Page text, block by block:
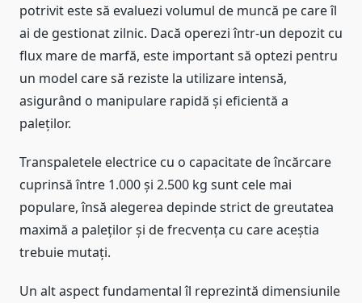
potrivit este să evaluezi volumul de muncă pe care îl
ai de gestionat zilnic. Dacă operezi într-un depozit cu
flux mare de marfă, este important să optezi pentru
un model care să reziste la utilizare intensă,
asigurând o manipulare rapidă și eficientă a
paleților.
Transpaletele electrice cu o capacitate de încărcare
cuprinsă între 1.000 și 2.500 kg sunt cele mai
populare, însă alegerea depinde strict de greutatea
maximă a paleților și de frecvența cu care aceștia
trebuie mutați.
Un alt aspect fundamental îl reprezintă dimensiunile